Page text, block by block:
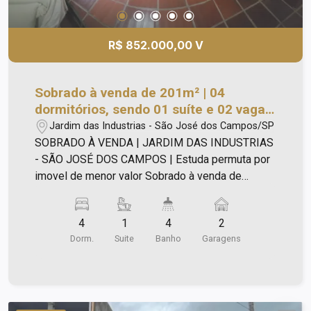
R$ 852.000,00 V
Sobrado à venda de 201m² | 04
dormitórios, sendo 01 suíte e 02 vagas
de garagem | Jardim das Industrias |
São José dos Campos |
Jardim das Industrias - São José dos Campos/SP
SOBRADO À VENDA | JARDIM DAS INDUSTRIAS
- SÃO JOSÉ DOS CAMPOS | Estuda permuta por
imovel de menor valor Sobrado à venda de
01 escritório; - Lavabo; - Sala para 02 ambientes;
- Cozinha; - Sala de almoço; - Área de serviço
coberta; - Banheiro e quarto em dependência de
4
Dorm.
1
Suite
4
Banho
2
Garagens